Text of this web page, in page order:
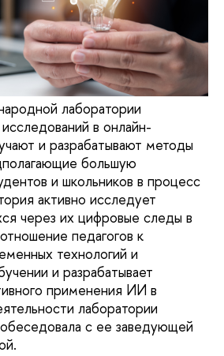
лаборатории
в онлайн-
и разрабатывают методы
большую
и школьников в процесс
активно исследует
через их цифровые следы в
педагогов к
технологий и
и разрабатывает
применения ИИ в
лаборатории
с ее заведующей